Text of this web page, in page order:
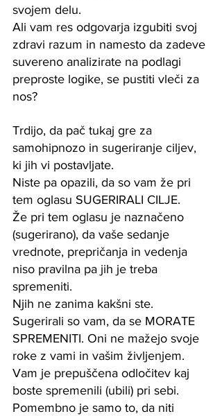
svojem delu.
Ali vam res odgovarja izgubiti svoj
zdravi razum in namesto da zadeve
suvereno analizirate na podlagi
preproste logike, se pustiti vleči za
nos?
Trdijo, da pač tukaj gre za
samohipnozo in sugeriranje ciljev,
ki jih vi postavljate.
Niste pa opazili, da so vam že pri
tem oglasu SUGERIRALI CILJE.
Že pri tem oglasu je naznačeno
(sugerirano), da vaše sedanje
vrednote, prepričanja in vedenja
niso pravilna pa jih je treba
spremeniti.
Njih ne zanima kakšni ste.
Sugerirali so vam, da se MORATE
SPREMENITI. Oni ne mažejo svoje
roke z vami in vašim življenjem.
Vam je prepuščena odločitev kaj
boste spremenili (ubili) pri sebi.
Pomembno je samo to, da niti